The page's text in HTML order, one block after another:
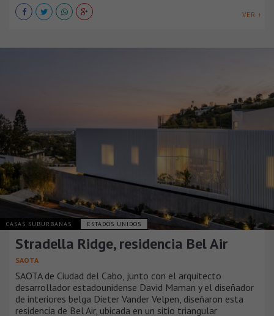
VER +
CASAS SUBURBANAS ESTADOS UNIDOS
Stradella Ridge, residencia Bel Air
SAOTA
SAOTA de Ciudad del Cabo, junto con el arquitecto
desarrollador estadounidense David Maman y el diseñador
de interiores belga Dieter Vander Velpen, diseñaron esta
residencia de Bel Air, ubicada en un sitio triangular